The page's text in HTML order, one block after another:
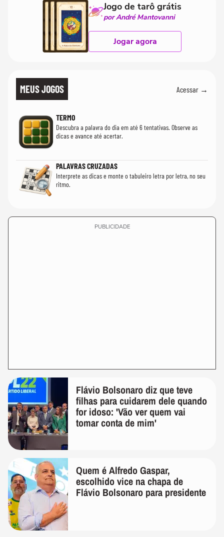
Jogo de tarô grátis
por André Mantovanni
Jogar agora
MEUS JOGOS Acessar →
TERMO
Descubra a palavra do dia em até 6 tentativas. Observe as
dicas e avance até acertar.
PALAVRAS CRUZADAS
Interprete as dicas e monte o tabuleiro letra por letra, no seu
ritmo.
PUBLICIDADE
Flávio Bolsonaro diz que teve
filhas para cuidarem dele quando
for idoso: 'Vão ver quem vai
tomar conta de mim'
Quem é Alfredo Gaspar,
escolhido vice na chapa de
Flávio Bolsonaro para presidente